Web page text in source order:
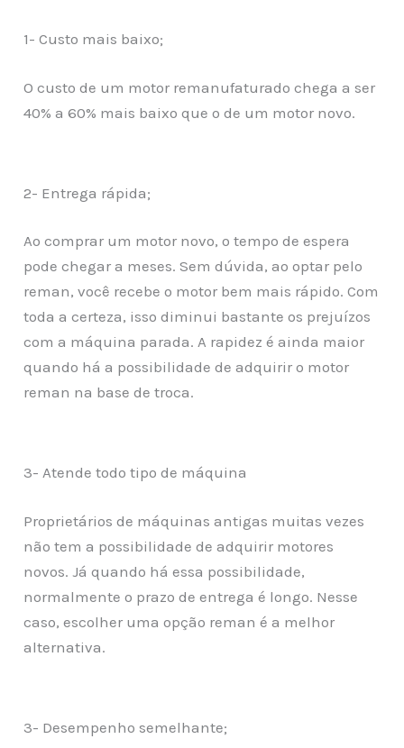
1- Custo mais baixo;
O custo de um motor remanufaturado chega a ser
40% a 60% mais baixo que o de um motor novo.
2- Entrega rápida;
Ao comprar um motor novo, o tempo de espera
pode chegar a meses. Sem dúvida, ao optar pelo
reman, você recebe o motor bem mais rápido. Com
toda a certeza, isso diminui bastante os prejuízos
com a máquina parada. A rapidez é ainda maior
quando há a possibilidade de adquirir o motor
reman na base de troca.
3- Atende todo tipo de máquina
Proprietários de máquinas antigas muitas vezes
não tem a possibilidade de adquirir motores
novos. Já quando há essa possibilidade,
normalmente o prazo de entrega é longo. Nesse
caso, escolher uma opção reman é a melhor
alternativa.
3- Desempenho semelhante;